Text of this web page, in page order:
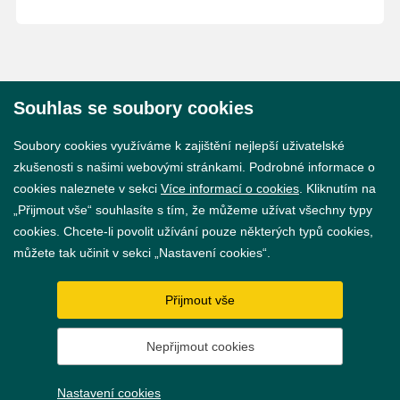
GDPR
Nastavení cookies
Souhlas se soubory cookies
Soubory cookies využíváme k zajištění nejlepší uživatelské
zkušenosti s našimi webovými stránkami. Podrobné informace o
cookies naleznete v sekci Více informací o cookies . Kliknutím na
„Přijmout vše“ souhlasíte s tím, že můžeme užívat všechny typy
cookies. Chcete-li povolit užívání pouze některých typů cookies,
můžete tak učinit v sekci „Nastavení cookies“.
Přijmout vše
Nepřijmout cookies
Nastavení cookies